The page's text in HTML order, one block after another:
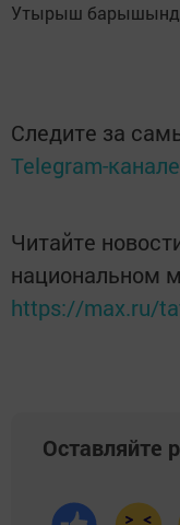
Утырыш
Следите за
Telegram-канале
Читайте
национальном
https://max.ru/
Оставляйте